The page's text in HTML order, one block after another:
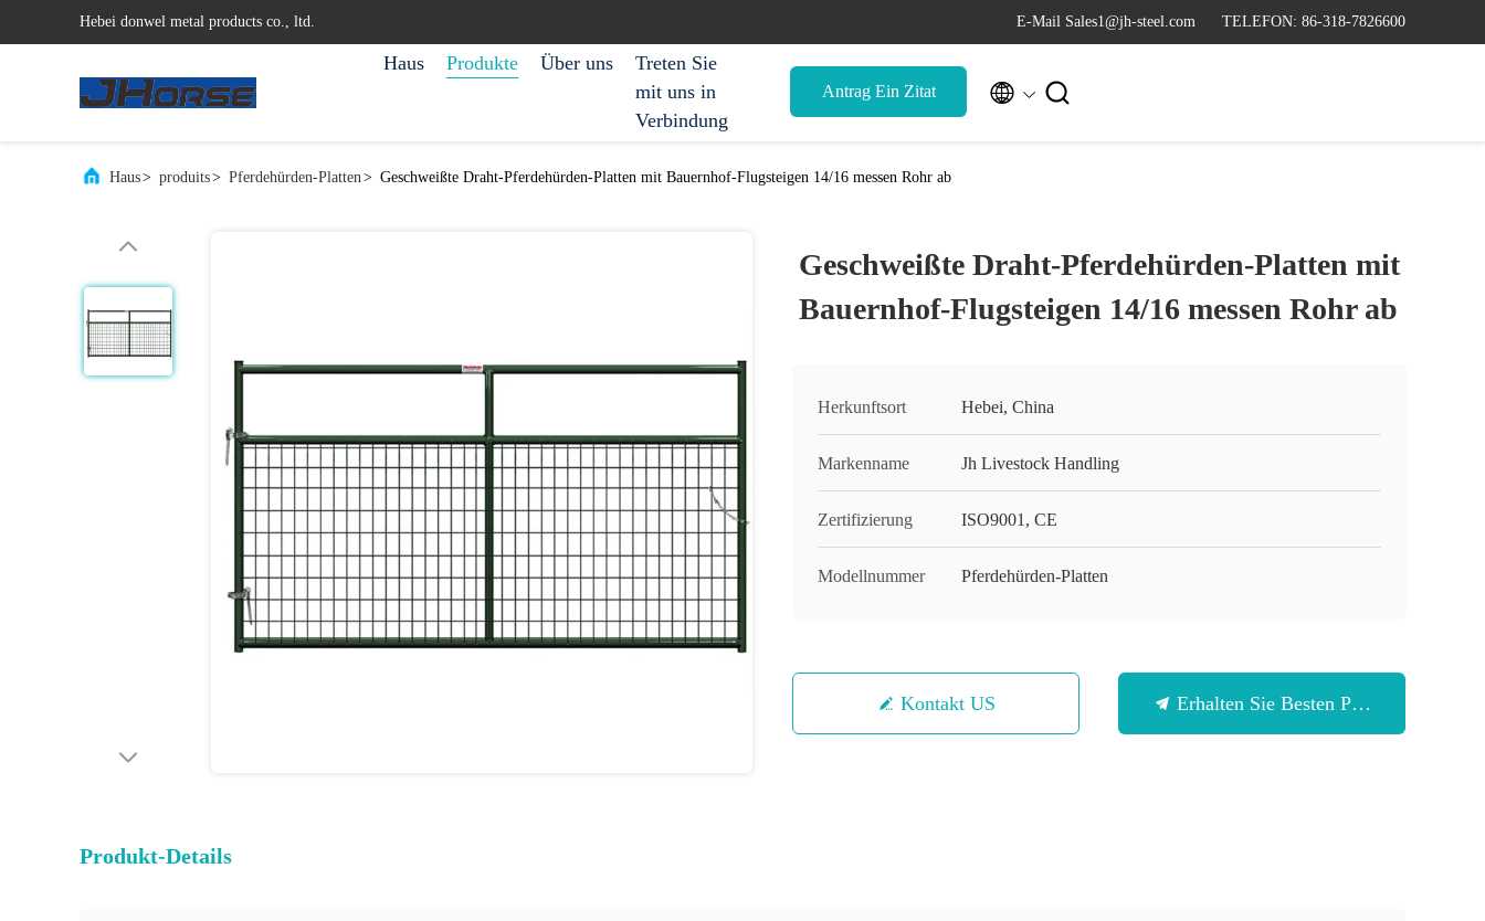
Hebei donwel metal products co., ltd. E-Mail Sales1@jh-steel.com TELEFON: 86-318-7826600
Haus Produkte Über uns
Treten Sie
mit uns in
Verbindung
Antrag Ein Zitat  
Haus> produits> Pferdehürden-Platten> Geschweißte Draht-Pferdehürden-Platten mit Bauernhof-Flugsteigen 14/16 messen Rohr ab
Geschweißte Draht-Pferdehürden-Platten mit
Bauernhof-Flugsteigen 14/16 messen Rohr ab
Herkunftsort Hebei, China
Markenname Jh Livestock Handling
Zertifizierung ISO9001, CE
Modellnummer Pferdehürden-Platten
Kontakt US Erhalten Sie Besten Preis
Produkt-Details